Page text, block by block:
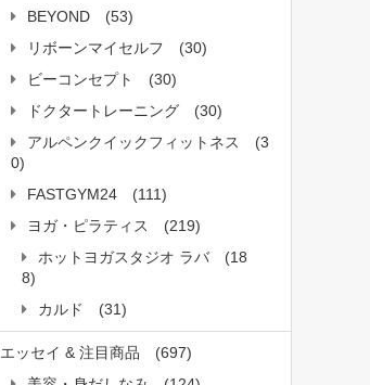
BEYOND
(53)
リボーンマイセルフ
(30)
ビーコンセプト
(30)
ドクタートレーニング
(30)
アルペンクイックフィットネス
(3
0)
FASTGYM24
(111)
ヨガ・ピラティス
(219)
ホットヨガスタジオ ラバ
(18
8)
カルド
(31)
エッセイ & 注目商品
(697)